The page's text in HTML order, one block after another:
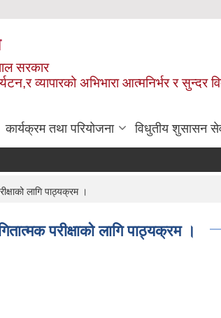
सरकार
व्यापारको अभिभारा आत्मनिर्भर र सुन्दर
कार्यक्रम तथा परियोजना विधुतीय शुसासन
लागि पाठ्यक्रम ।
परीक्षाको लागि पाठ्यक्रम ।